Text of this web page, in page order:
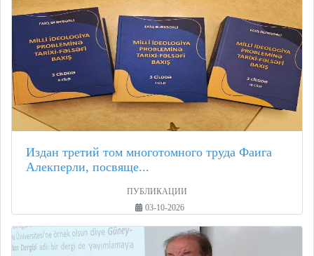
Издан третий том многотомного труда Фаига
Алекперли, посвяще...
ПУБЛИКАЦИИ
03-10-2026